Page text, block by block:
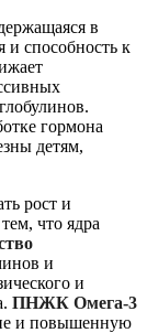
в
и способность к
гормона
детям,
рост и
что ядра
и
и
ПНЖК Омега-3
и повышенную